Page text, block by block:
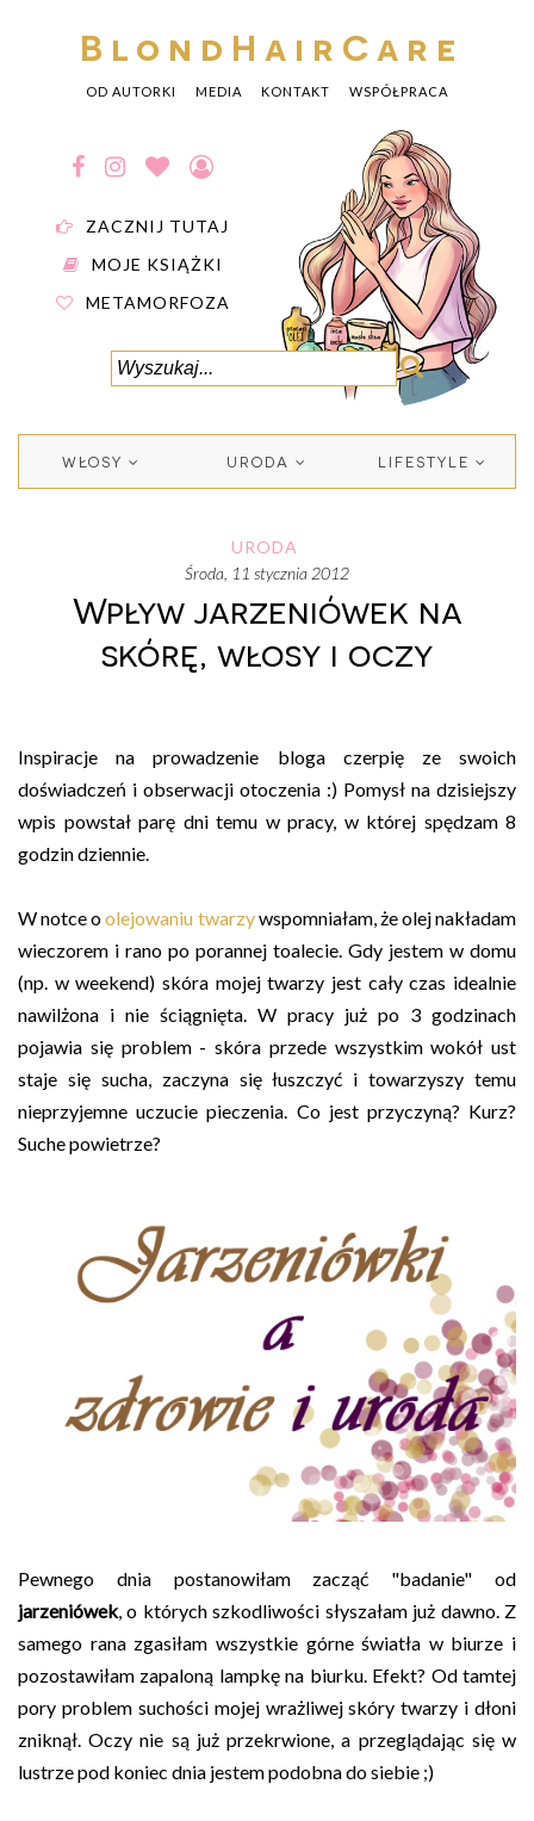
BlondHairCare
OD AUTORKI MEDIA KONTAKT WSPÓŁPRACA
ZACZNIJ TUTAJ
MOJE KSIĄŻKI
METAMORFOZA
WŁOSY URODA LIFESTYLE
URODA
środa, 11 stycznia 2012
Wpływ jarzeniówek na
skórę, włosy i oczy
Inspiracje na prowadzenie bloga czerpię ze swoich
doświadczeń i obserwacji otoczenia :) Pomysł na dzisiejszy
wpis powstał parę dni temu w pracy, w której spędzam 8
godzin dziennie.
W notce oolejowaniu twarzywspomniałam, że olej nakładam
wieczorem i rano po porannej toalecie. Gdy jestem w domu
(np. w weekend) skóra mojej twarzy jest cały czas idealnie
nawilżona i nie ściągnięta. W pracy już po 3 godzinach
pojawia się problem - skóra przede wszystkim wokół ust
staje się sucha, zaczyna się łuszczyć i towarzyszy temu
nieprzyjemne uczucie pieczenia. Co jest przyczyną? Kurz?
Suche powietrze?
Pewnego dnia postanowiłam zacząć "badanie" od
jarzeniówek, o których szkodliwości słyszałam już dawno. Z
samego rana zgasiłam wszystkie górne światła w biurze i
pozostawiłam zapaloną lampkę na biurku. Efekt? Od tamtej
pory problem suchości mojej wrażliwej skóry twarzy i dłoni
zniknął. Oczy nie są już przekrwione, a przeglądając się w
lustrze pod koniec dnia jestem podobna do siebie ;)